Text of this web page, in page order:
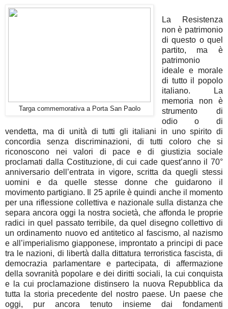
Targa commemorativa a Porta San Paolo
La Resistenza
non è patrimonio
di questo o quel
partito, ma è
patrimonio
ideale e morale
di tutto il popolo
italiano. La
memoria non è
strumento di
odio o di
vendetta, ma di unità di tutti gli italiani in uno spirito di
concordia senza discriminazioni, di tutti coloro che si
riconoscono nei valori di pace e di giustizia sociale
proclamati dalla Costituzione, di cui cade quest’anno il 70°
anniversario dell’entrata in vigore, scritta da quegli stessi
uomini e da quelle stesse donne che guidarono il
movimento partigiano. Il 25 aprile è quindi anche il momento
per una riflessione collettiva e nazionale sulla distanza che
separa ancora oggi la nostra società, che affonda le proprie
radici in quel passato terribile, da quel disegno collettivo di
un ordinamento nuovo ed antitetico al fascismo, al nazismo
e all’imperialismo giapponese, improntato a principi di pace
tra le nazioni, di libertà dalla dittatura terroristica fascista, di
democrazia parlamentare e partecipata, di affermazione
della sovranità popolare e dei diritti sociali, la cui conquista
e la cui proclamazione distinsero la nuova Repubblica da
tutta la storia precedente del nostro paese. Un paese che
oggi, pur ancora tenuto insieme dai fondamenti